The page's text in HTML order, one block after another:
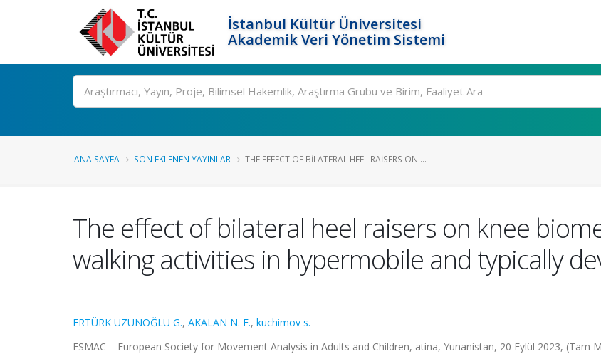
İstanbul Kültür Üniversitesi
Akademik Veri Yönetim Sistemi
Ara
ANA SAYFA SON EKLENEN YAYINLAR THE EFFECT OF BILATERAL HEEL RAISERS ON ...
The effect of bilateral heel raisers on knee
walking activities in hypermobile and typically
ERTÜRK UZUNOĞLU G., AKALAN N. E., kuchimov s.
ESMAC – European Society for Movement Analysis in Adults and Children, atina, Yunanistan, 20 Eylül 2023, (Tam